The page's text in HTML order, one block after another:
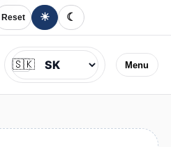
Reset ☀ ☾
Menu
Jazyk
🇸🇰